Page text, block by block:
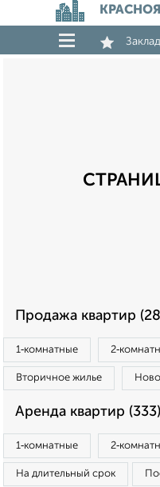
Продажа квартир
1‑комнатные
Вторичное жилье
Аренда квартир (333)
1‑комнатные
На длительный срок